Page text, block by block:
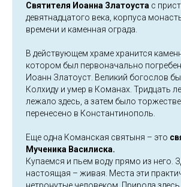
Святителя Иоанна Златоуста с
девятнадцатого века, корпуса
времени и каменная ограда.
В действующем храме хранится
котором был первоначально
Иоанн Златоуст. Великий богослов
Колхиду и умер в Команах. Тридцать
лежало здесь, а затем было
перенесено в Константинополь.
Еще одна Команская святыня – это
Мученика Василиска.
Купаемся и пьем воду прямо из него.
настоящая – живая. Места эти